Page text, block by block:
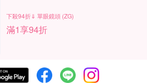
下殺94折⇓ 單眼鏡頭 (ZG)
滿1享94折